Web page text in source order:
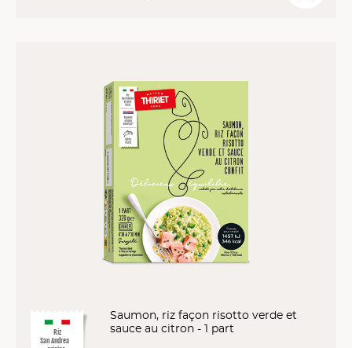
Riz
San Andrea
Saumon, riz façon risotto verde et
sauce au citron - 1 part